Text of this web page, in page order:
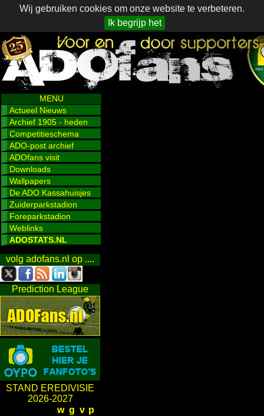
Wij gebruiken cookies om onze website te verbeteren.
Ik begrijp het
MENU
Actueel Nieuws
Archief 1905 - heden
Competitieschema
ADO-post archief
ADOfans visit
Downloads
Wallpapers
De ADO Kassahuisjes
Zuiderparkstadion
Foreparkstadion
Weblinks
ADOSTATS.NL
volg adofans.nl op ....
Prediction League
STAND EREDIVISIE
2026-2027
w g v p